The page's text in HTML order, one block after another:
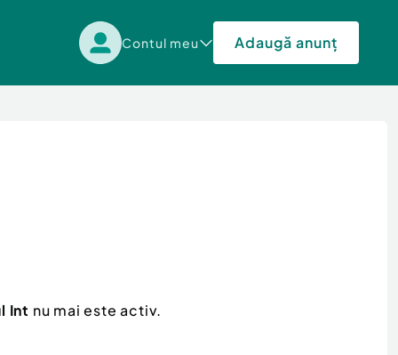
Contul meu Adaugă anunț
Int nu mai este activ.